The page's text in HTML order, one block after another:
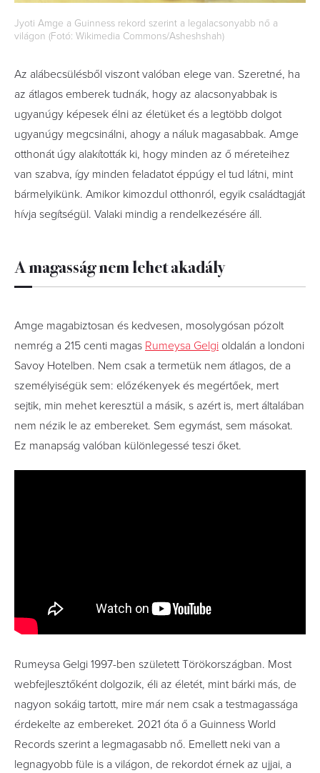
Jyoti Amge a Guinness rekord szerint a legalacsonyabb nő a
világon (Fotó: Wikimedia Commons/Asheshshah)
Az alábecsülésből viszont valóban elege van. Szeretné, ha
az átlagos emberek tudnák, hogy az alacsonyabbak is
ugyanúgy képesek élni az életüket és a legtöbb dolgot
ugyanúgy megcsinálni, ahogy a náluk magasabbak. Amge
otthonát úgy alakították ki, hogy minden az ő méreteihez
van szabva, így minden feladatot éppúgy el tud látni, mint
bármelyikünk. Amikor kimozdul otthonról, egyik családtagját
hívja segítségül. Valaki mindig a rendelkezésére áll.
A magasság nem lehet akadály
Amge magabiztosan és kedvesen, mosolygósan pózolt
nemrég a 215 centi magas Rumeysa Gelgi oldalán a londoni
Savoy Hotelben. Nem csak a termetük nem átlagos, de a
személyiségük sem: előzékenyek és megértőek, mert
sejtik, min mehet keresztül a másik, s azért is, mert általában
nem nézik le az embereket. Sem egymást, sem másokat.
Ez manapság valóban különlegessé teszi őket.
Rumeysa Gelgi 1997-ben született Törökországban. Most
webfejlesztőként dolgozik, éli az életét, mint bárki más, de
nagyon sokáig tartott, mire már nem csak a testmagassága
érdekelte az embereket. 2021 óta ő a Guinness World
Records szerint a legmagasabb nő. Emellett neki van a
legnagyobb füle is a világon, de rekordot érnek az ujjai, a